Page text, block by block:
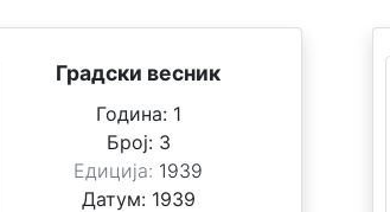
Градски весник
Година: 1
Број: 3
Едиција: 1939
Датум: 1939